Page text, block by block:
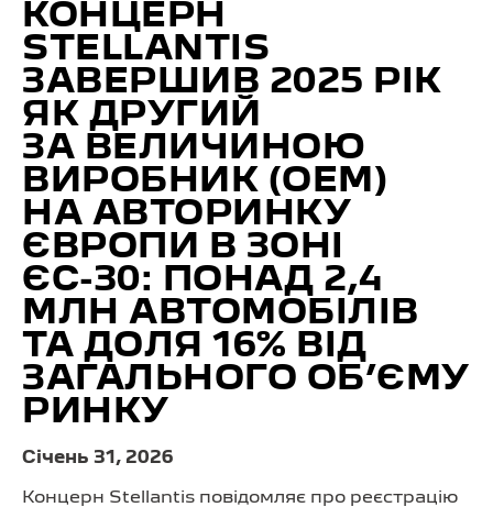
КОНЦЕРН
STELLANTIS
ЗАВЕРШИВ 2025 РІК
ЯК ДРУГИЙ
ЗА ВЕЛИЧИНОЮ
ВИРОБНИК (ОЕМ)
НА АВТОРИНКУ
ЄВРОПИ В ЗОНІ
ЄС-30: ПОНАД 2,4
МЛН АВТОМОБІЛІВ
ТА ДОЛЯ 16% ВІД
ЗАГАЛЬНОГО ОБ’ЄМУ
РИНКУ
Cічень 31, 2026
Концерн Stellantis повідомляє про реєстрацію